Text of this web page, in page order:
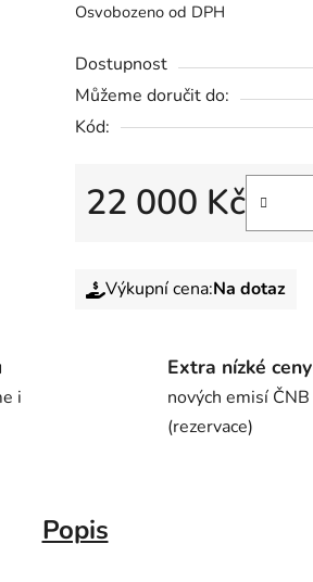
Osvobozeno od DPH
Dostupnost
Můžeme doručit do:
Kód:
22 000 Kč
Výkupní cena:Na dotaz
i
Extra nízké ceny
nových emisí ČNB
(rezervace)
Popis